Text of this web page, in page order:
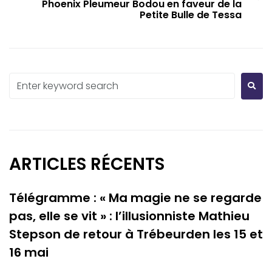
Phoenix Pleumeur Bodou en faveur de la
Petite Bulle de Tessa
ARTICLES RÉCENTS
Télégramme : « Ma magie ne se regarde
pas, elle se vit » : l’illusionniste Mathieu
Stepson de retour à Trébeurden les 15 et
16 mai